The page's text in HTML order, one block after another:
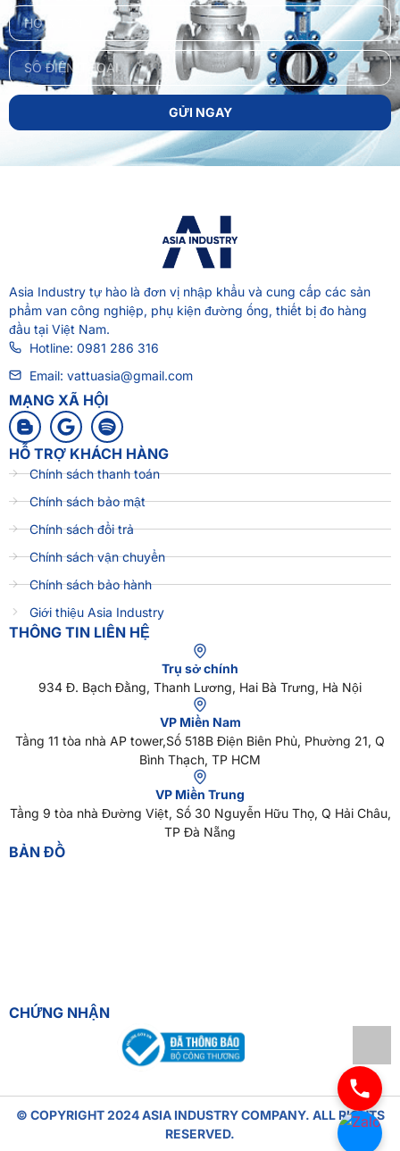
GỬI NGAY
Asia Industry tự hào là đơn vị nhập khẩu và cung cấp các sản
phẩm van công nghiệp, phụ kiện đường ống, thiết bị đo hàng
đầu tại Việt Nam.
Hotline: 0981 286 316
Email: vattuasia@gmail.com
MẠNG XÃ HỘI
HỖ TRỢ KHÁCH HÀNG
Chính sách thanh toán
Chính sách bảo mật
Chính sách đổi trả
Chính sách vận chuyển
Chính sách bảo hành
Giới thiệu Asia Industry
THÔNG TIN LIÊN HỆ
Trụ sở chính
934 Đ. Bạch Đằng, Thanh Lương, Hai Bà Trưng, Hà Nội
VP Miền Nam
Tầng 11 tòa nhà AP tower,Số 518B Điện Biên Phủ, Phường 21, Q
Bình Thạch, TP HCM
VP Miền Trung
Tầng 9 tòa nhà Đường Việt, Số 30 Nguyễn Hữu Thọ, Q Hải Châu,
TP Đà Nẵng
BẢN ĐỒ
CHỨNG NHẬN
© COPYRIGHT 2024 ASIA INDUSTRY COMPANY. ALL RIGHTS
RESERVED.